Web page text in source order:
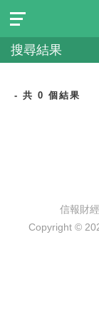
搜尋結果
- 共 0 個結果
信報財
Copyright ©